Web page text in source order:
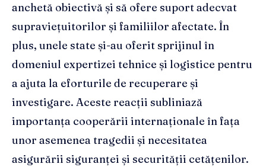
anchetă obiectivă și să ofere suport adecvat
supraviețuitorilor și familiilor afectate. În
plus, unele state și-au oferit sprijinul în
domeniul expertizei tehnice și logistice pentru
a ajuta la eforturile de recuperare și
investigare. Aceste reacții subliniază
importanța cooperării internaționale în fața
unor asemenea tragedii și necesitatea
asigurării siguranței și securității cetățenilor.